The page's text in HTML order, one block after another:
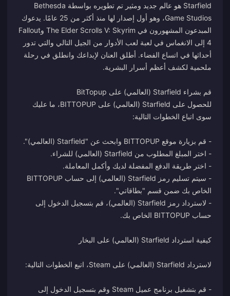
Starfield هو عالم جديد ومثير تم تطويره بواسطة Bethesda
Game Studios، وهو أول إصدار لها منذ أكثر من 25 عامًا. يدعوك
المبدعون المشهورون في The Elder Scrolls V: Skyrim وFallout
4 إلى الانغماس في لعبة لعب الأدوار من الجيل التالي والتي تدور
أحداثها في اتساع الفضاء. أطلق العنان لإبداعك وانطلق في رحلة
للحصول على Starfield (العالمي) على BITTOPUP، ما عليك
- سيتم تسليم رمز Starfield (العالمي) إلى حساب BITTOPUP
- لاسترداد رمز Starfield (العالمي)، قم بتسجيل الدخول إلى
- قم بتشغيل برنامج عميل Steam وقم بتسجيل الدخول إلى